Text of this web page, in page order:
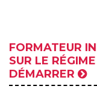
FORMATEUR
SUR LE
DÉMARRER